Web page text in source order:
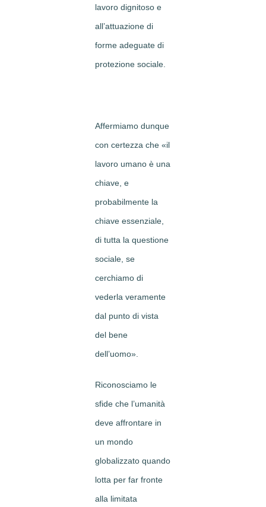
lavoro dignitoso e
all’attuazione di
forme adeguate di
protezione sociale.
Affermiamo dunque
con certezza che «il
lavoro umano è una
chiave, e
probabilmente la
chiave essenziale,
di tutta la questione
sociale, se
cerchiamo di
vederla veramente
dal punto di vista
del bene
dell’uomo».
Riconosciamo le
sfide che l’umanità
deve affrontare in
un mondo
globalizzato quando
lotta per far fronte
alla limitata